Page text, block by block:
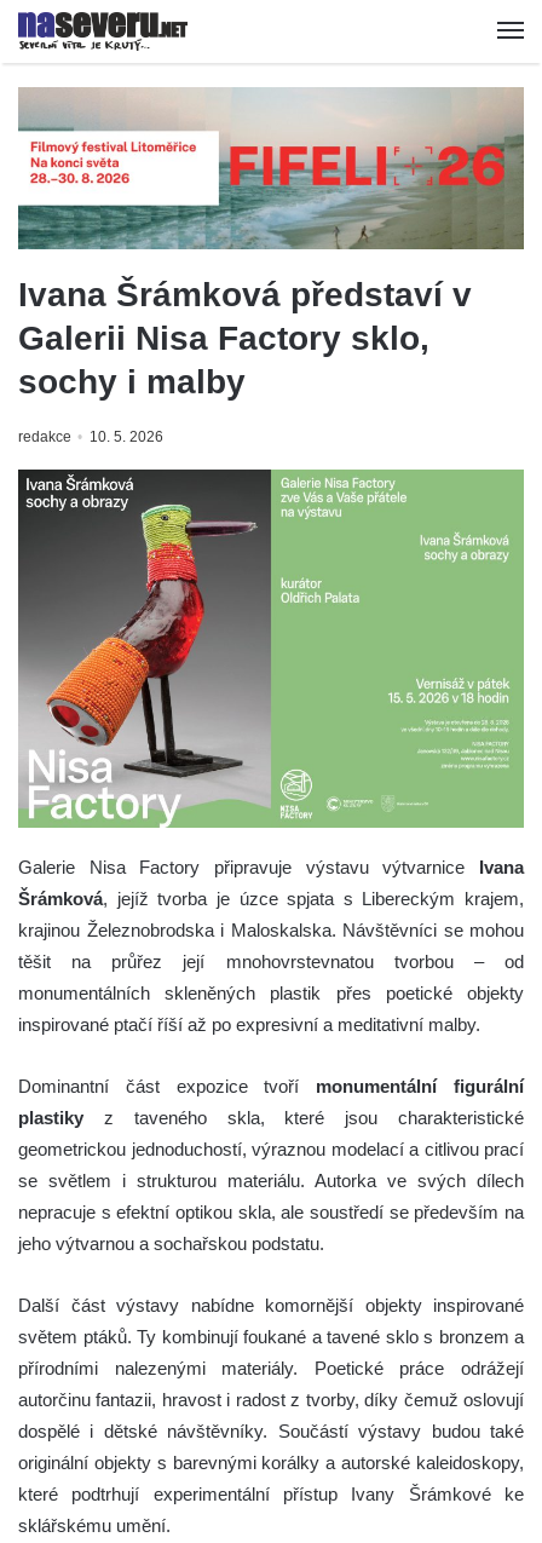
Ivana Šrámková představí v
Galerii Nisa Factory sklo,
sochy i malby
redakce 10. 5. 2026
Galerie Nisa Factory připravuje výstavu výtvarnice Ivana
Šrámková, jejíž tvorba je úzce spjata s Libereckým krajem,
krajinou Železnobrodska i Maloskalska. Návštěvníci se mohou
těšit na průřez její mnohovrstevnatou tvorbou – od
monumentálních skleněných plastik přes poetické objekty
inspirované ptačí říší až po expresivní a meditativní malby.
Dominantní část expozice tvoří monumentální figurální
plastiky z taveného skla, které jsou charakteristické
geometrickou jednoduchostí, výraznou modelací a citlivou prací
se světlem i strukturou materiálu. Autorka ve svých dílech
nepracuje s efektní optikou skla, ale soustředí se především na
jeho výtvarnou a sochařskou podstatu.
Další část výstavy nabídne komornější objekty inspirované
světem ptáků. Ty kombinují foukané a tavené sklo s bronzem a
přírodními nalezenými materiály. Poetické práce odrážejí
autorčinu fantazii, hravost i radost z tvorby, díky čemuž oslovují
dospělé i dětské návštěvníky. Součástí výstavy budou také
originální objekty s barevnými korálky a autorské kaleidoskopy,
které podtrhují experimentální přístup Ivany Šrámkové ke
sklářskému umění.